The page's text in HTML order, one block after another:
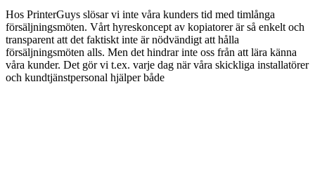
Hos PrinterGuys slösar vi inte våra kunders tid med timlånga
försäljningsmöten. Vårt hyreskoncept av kopiatorer är så enkelt och
transparent att det faktiskt inte är nödvändigt att hålla
försäljningsmöten alls. Men det hindrar inte oss från att lära känna
våra kunder. Det gör vi t.ex. varje dag när våra skickliga installatörer
och kundtjänstpersonal hjälper både